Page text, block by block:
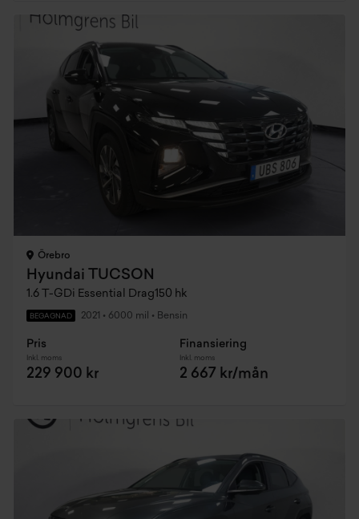
Örebro
Hyundai TUCSON
1.6 T-GDi Essential Drag150 hk
BEGAGNAD 2021 • 6000 mil • Bensin
Pris
Inkl. moms
229 900 kr
Finansiering
Inkl. moms
2 667 kr/mån